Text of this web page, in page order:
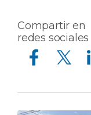
Compartir en
redes sociales
Compartir en Facebook Compartir en Twitter Compartir en Linkedin